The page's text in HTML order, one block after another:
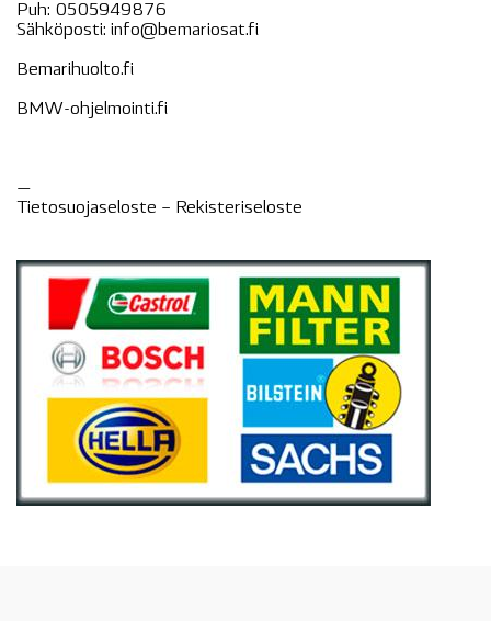
Puh: 0505949876
Sähköposti: info@bemariosat.fi
Bemarihuolto.fi
BMW-ohjelmointi.fi
—
Tietosuojaseloste – Rekisteriseloste